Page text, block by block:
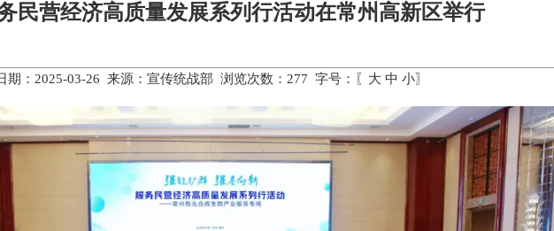
民营经济高质量发展系列行活动在常州高新区举行
期：2025-03-26 来源：宣传统战部 浏览次数： 277 字号：〖 大 中 小〗